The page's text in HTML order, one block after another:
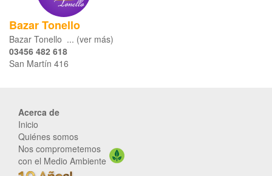
Bazar Tonello
Bazar Tonello ... (ver más)
03456 482 618
San Martín 416
Acerca de
Inicio
Quiénes somos
Nos comprometemos
con el Medio Ambiente